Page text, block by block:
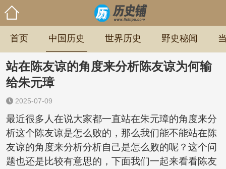
首页 中国历史 世界历史 野史秘闻
站在陈友谅的角度来分析陈友谅为何输
给朱元璋
2025-07-09
最近很多人在说大家都一直站在朱元璋的角度来分
析这个陈友谅是怎么败的，那么我们能不能站在陈
友谅的角度来分析分析自己是怎么败的呢？这个问
题也还是比较有意思的，下面我们一起来看看陈友